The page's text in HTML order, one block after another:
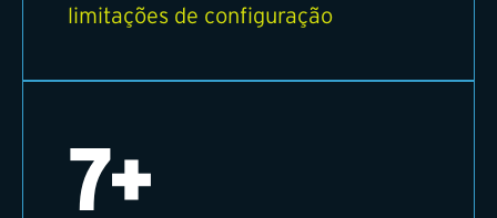
limitações de configuração
7+